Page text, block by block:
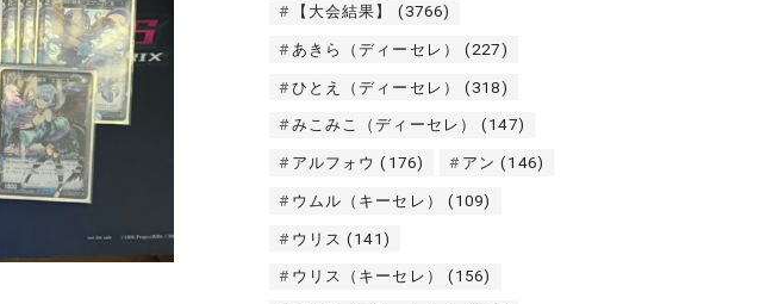
【大会結果】 (3766)
あきら（ディーセレ） (227)
ひとえ（ディーセレ） (318)
みこみこ（ディーセレ） (147)
アルフォウ (176) アン (146)
ウムル（キーセレ） (109)
ウリス (141)
ウリス（キーセレ） (156)